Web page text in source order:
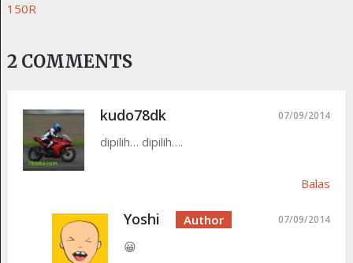
150R
2 COMMENTS
kudo78dk 07/09/2014
dipilih… dipilih….
Balas
Yoshi 07/09/2014
😀